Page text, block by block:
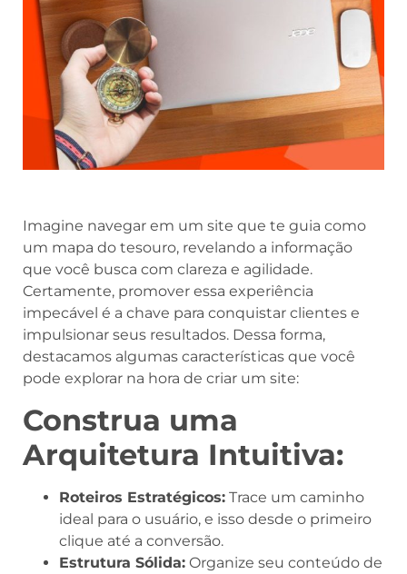
Imagine navegar em um site que te guia como
um mapa do tesouro, revelando a informação
que você busca com clareza e agilidade.
Certamente, promover essa experiência
impecável é a chave para conquistar clientes e
impulsionar seus resultados. Dessa forma,
destacamos algumas características que você
pode explorar na hora de criar um site:
Construa uma
Arquitetura Intuitiva:
Roteiros Estratégicos: Trace um caminho
ideal para o usuário, e isso desde o primeiro
clique até a conversão.
Estrutura Sólida: Organize seu conteúdo de